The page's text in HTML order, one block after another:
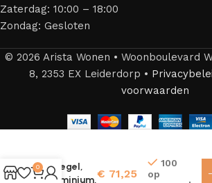
Zaterdag: 10:00 – 18:00
Zondag: Gesloten
© 2026 Arista Wonen • Woonboulevard
8, 2353 EX Leiderdorp •
voorwaarden
Spiegel,
aluminium,€ 71,25
100
op
0